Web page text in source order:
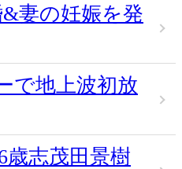
妻の妊娠を発
で地上波初放
歳志茂田景樹